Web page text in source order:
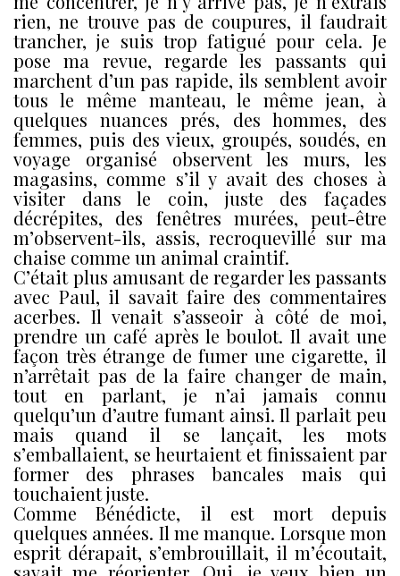
rien, ne trouve pas de coupures, il faudrait
trancher, je suis trop fatigué pour cela. Je
pose ma revue, regarde les passants qui
marchent d’un pas rapide, ils semblent avoir
tous le même manteau, le même jean, à
quelques nuances prés, des hommes, des
femmes, puis des vieux, groupés, soudés, en
voyage organisé observent les murs, les
magasins, comme s’il y avait des choses à
visiter dans le coin, juste des façades
décrépites, des fenêtres murées, peut-être
m’observent-ils, assis, recroquevillé sur ma
chaise comme un animal craintif.
C’était plus amusant de regarder les passants
avec Paul, il savait faire des commentaires
acerbes. Il venait s’asseoir à côté de moi,
prendre un café après le boulot. Il avait une
façon très étrange de fumer une cigarette, il
n’arrêtait pas de la faire changer de main,
tout en parlant, je n’ai jamais connu
quelqu’un d’autre fumant ainsi. Il parlait peu
mais quand il se lançait, les mots
s’emballaient, se heurtaient et finissaient par
former des phrases bancales mais qui
touchaient juste.
Comme Bénédicte, il est mort depuis
quelques années. Il me manque. Lorsque mon
esprit dérapait, s’embrouillait, il m’écoutait,